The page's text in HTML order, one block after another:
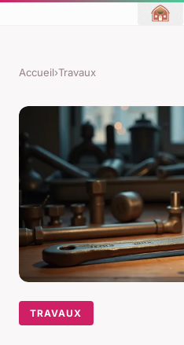
Accueil›Travaux
TRAVAUX